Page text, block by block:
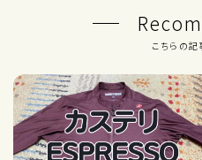
こちらの記